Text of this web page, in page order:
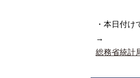
・本日付
→
総務省統計